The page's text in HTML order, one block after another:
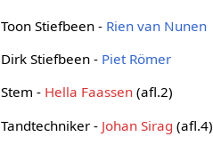
Toon Stiefbeen - Rien van Nunen
Dirk Stiefbeen - Piet Römer
Stem - Hella Faassen (afl.2)
Tandtechniker - Johan Sirag (afl.4)